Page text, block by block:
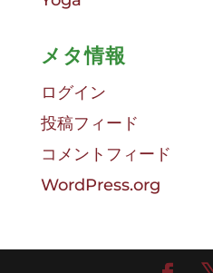
メタ情報
ログイン
投稿フィード
コメントフィード
WordPress.org